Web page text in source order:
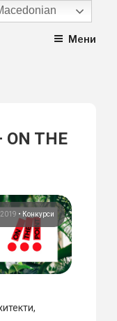
Мени
THE
• Конкурси